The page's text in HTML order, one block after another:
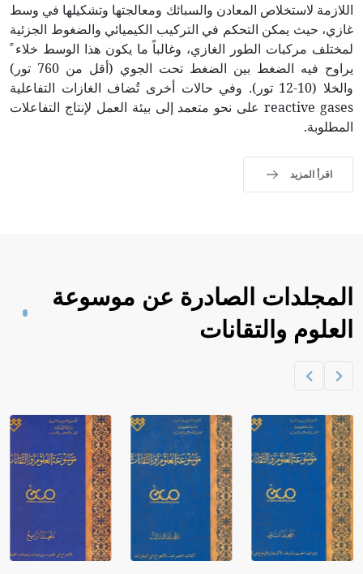
اللازمة لاستخلاص المعادن والسبائك ومعالجتها وتشكيلها في وسط
غازي، حيث يمكن التحكم في التركيب الكيميائي والضغوط الجزئية
لمختلف مركبات الطور الغازي، وغالباً ما يكون هذا الوسط خلاء ً
يراوح فيه الضغط بين الضغط تحت الجوي (أقل من 760 تور)
والخلا (10-12 تور). وفي حالات أخرى تُضاف الغازات التفاعلية
reactive gases على نحو متعمد إلى بيئة العمل لإنتاج التفاعلات
المطلوبة.
اقرأ المزيد
المجلدات الصادرة عن موسوعة
العلوم والتقانات